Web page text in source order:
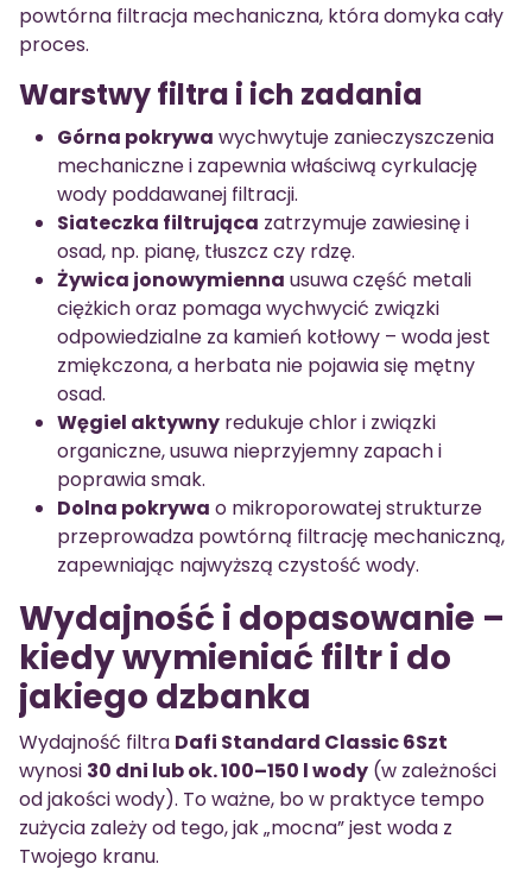
powtórna filtracja mechaniczna, która domyka cały
proces.
Warstwy filtra i ich zadania
Górna pokrywa wychwytuje zanieczyszczenia
mechaniczne i zapewnia właściwą cyrkulację
wody poddawanej filtracji.
Siateczka filtrująca zatrzymuje zawiesinę i
osad, np. pianę, tłuszcz czy rdzę.
Żywica jonowymienna usuwa część metali
ciężkich oraz pomaga wychwycić związki
odpowiedzialne za kamień kotłowy – woda jest
zmiękczona, a herbata nie pojawia się mętny
osad.
Węgiel aktywny redukuje chlor i związki
organiczne, usuwa nieprzyjemny zapach i
poprawia smak.
Dolna pokrywa o mikroporowatej strukturze
przeprowadza powtórną filtrację mechaniczną,
zapewniając najwyższą czystość wody.
Wydajność i dopasowanie –
kiedy wymieniać filtr i do
jakiego dzbanka
Wydajność filtra Dafi Standard Classic 6Szt
wynosi 30 dni lub ok. 100–150 l wody (w zależności
od jakości wody). To ważne, bo w praktyce tempo
zużycia zależy od tego, jak „mocna” jest woda z
Twojego kranu.